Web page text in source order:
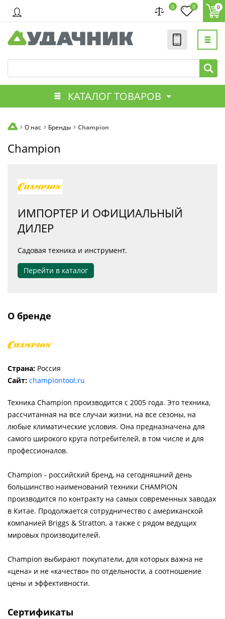
0 0 0
КАТАЛОГ ТОВАРОВ
О нас Бренды Champion
Champion
ИМПОРТЕР И ОФИЦИАЛЬНЫЙ
ДИЛЕР
Садовая техника и инструмент.
Перейти в каталог
О бренде
Страна: Россия
Сайт: championtool.ru
Техника Chаmpion производится с 2005 года. Это техника,
рассчитанная на все случаи жизни, на все сезоны, на
любые климатические условия. Она предназначена для
самого широкого круга потребителей, в том числе и для
профессионалов.
Chаmpion - российский бренд, на сегодняшний день
большинство наименований техники CHAMPION
производится по контракту на самых современных заводах
в Китае. Продолжается сотрудничество с американской
компанией Briggs & Stratton, а также с рядом ведущих
мировых производителей.
Champion выбирают покупатели, для которых важна не
«цена» и не «качество» по отдельности, а соотношение
цены и эффективности.
Сертификаты